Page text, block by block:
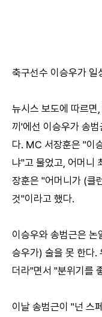
축구선수 이승우가 일
뉴시스 보도에 따르면
끼'에선 이승우가 송
다. MC 서장훈은 "이
냐"고 물었고, 어머니
장훈은 "어머니가 (클
것"이라고 했다.
이승우와 송범근은 논
승우가) 술을 못 한다.
더라"면서 "분위기를
이날 송범근이 "넌 스